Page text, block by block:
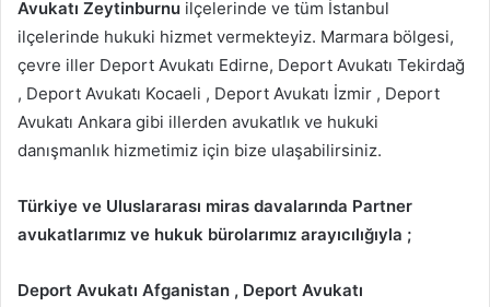
Avukatı Zeytinburnu ilçelerinde ve tüm İstanbul
ilçelerinde hukuki hizmet vermekteyiz. Marmara bölgesi,
çevre iller Deport Avukatı Edirne, Deport Avukatı Tekirdağ
, Deport Avukatı Kocaeli , Deport Avukatı İzmir , Deport
Avukatı Ankara gibi illerden avukatlık ve hukuki
danışmanlık hizmetimiz için bize ulaşabilirsiniz.
Türkiye ve Uluslararası miras davalarında Partner
avukatlarımız ve hukuk bürolarımız arayıcılığıyla ;
Deport Avukatı Afganistan , Deport Avukatı